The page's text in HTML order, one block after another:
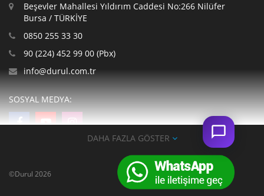
Beşevler Mahallesi Yıldırım Caddesi No:266 Nilüfer
Bursa / TÜRKİYE
0850 255 33 30
90 (224) 452 99 00 (Pbx)
info@durul.com.tr
SOSYAL MEDYA:
Kişisel Verilerin Korunması|Çerez Politikası|Alışveriş
Politikası|İade Politikası Mesafeli Satış Sözleşmesi
DAHA FAZLA GÖSTER
©Durul 2026